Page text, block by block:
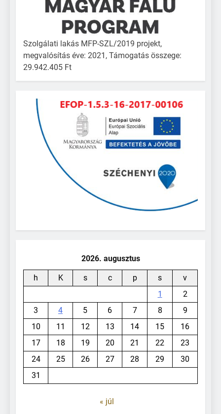
Szolgálati lakás MFP-SZL/2019 projekt,
megvalósítás éve: 2021, Támogatás összege:
29.942.405 Ft
2026. augusztus
h K s c p s
v
1
2
3
4 5 6 7 8
9
10
11 12 13 14 15
16
17
18 19 20 21 22
23
24
25 26 27 28 29
30
31
« júl